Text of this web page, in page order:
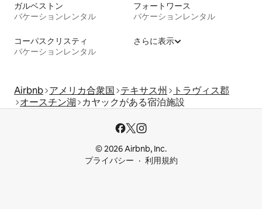
ガルベストン
バケーションレンタル
フォートワース
バケーションレンタル
コーパスクリスティ
バケーションレンタル
さらに表示
Airbnb アメリカ合衆国 テキサス州
トラヴィス郡
オースチン湖
カヤックがある宿泊施設
© 2026 Airbnb, Inc.
プライバシー
利用規約